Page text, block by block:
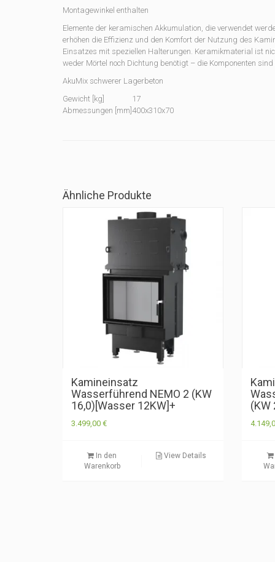
Montagewinkel enthalten
Elemente der keramischen Akkumulation, die verwendet
erhöhen die Effizienz und den Komfort der Nutzung des
Einsatzes mit speziellen Halterungen. Keramikmaterial ist
weder Mörtel noch Dichtung benötigt – die Komponenten
AkuMix schwerer Lagerbeton
Gewicht [kg]
17
Abmessungen [mm] 400x310x70
Ähnliche Produkte
Kamineinsatz
Wasserführend NEMO 2 (KW
16,0)[Wasser 12KW]+
3.499,00 €
In den
Warenkorb
View Details
(KW